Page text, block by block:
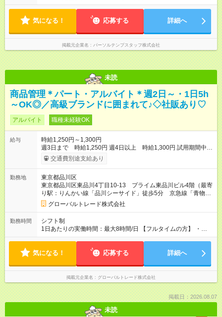
気になる！ 応募する 詳細へ
掲載元企業名 パーソルテンプスタッフ株式会社
未読
商品管理＊パート・アルバイト＊週2日～・1日5h
～OK◎／高級ブランドに囲まれて♪◇社販あり♡
アルバイト 職種未経験OK
給与
時給1,250円～1,300円
週3日まで 時給1,250円 週4日以上 時給1,300円 試用期間中
も、給与・各種手当などの条件は一切変わりません。 【試用期
間】試用期間あり 試用期間の長さ：3ヶ月 雇用形態、給与は本
交通費別途支給あり
勤務地
東京都品川区
東京都品川区東品川4丁目10-13 プライム東品川ビル4階（最寄
り駅：りんかい線「品川シーサイド」徒歩5分 京急線「青物横
丁」徒歩7分）
グローバルトレード株式会社
勤務時間
シフト制
1日あたりの実働時間：最大8時間/日 【フルタイムの方】 ・
10:00 ～ 19:00（休憩60分）シフト制 【パートタイムの方】
13:00 ～ 18:00 / 14:00 ～ 19:00（ゆっくり午後から！） ※上記
気になる！ 応募する 詳細へ
掲載元企業名 グローバルトレード株式会社
掲載日：2026.08.07
未読